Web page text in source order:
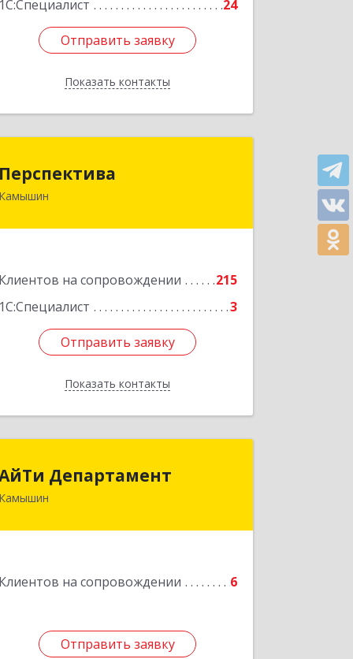
1С:Специалист
24
Отправить заявку
Показать контакты
Отправить заявку
Назад
Перспектива
Камышин
Клиентов на сопровождении
215
1С:Специалист
3
Отправить заявку
Показать контакты
403850, Волгоградская обл, Камышин
Отправить заявку
Назад
Департамент
Камышин
Клиентов на сопровождении 6
Отправить заявку
403882, Волгоградская обл, Камышин
Отправить заявку